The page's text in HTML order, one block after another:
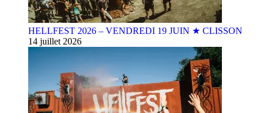
HELLFEST 2026 – VENDREDI 19 JUIN ★ CLISSON
14 juillet 2026